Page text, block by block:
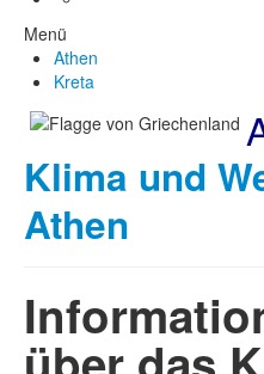
Menü
Athen
Kreta
Klima und
Athen